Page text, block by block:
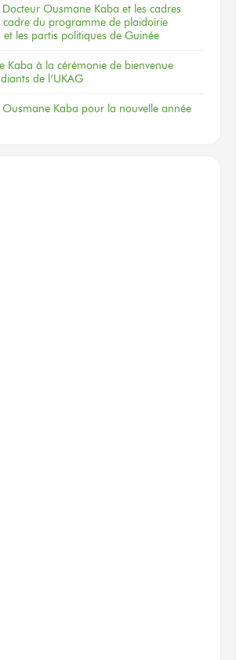
Docteur Ousmane Kaba et les cadres
cadre du programme de plaidoirie
et les partis politiques de Guinée
Kaba à la cérémonie de bienvenue
de l’UKAG
Ousmane Kaba pour la nouvelle année